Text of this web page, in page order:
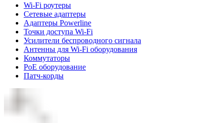
Wi-Fi роутеры
Сетевые адаптеры
Адаптеры Powerline
Точки доступа Wi-Fi
Усилители беспроводного сигнала
Антенны для Wi-Fi оборудования
Коммутаторы
PoE оборудование
Патч-корды